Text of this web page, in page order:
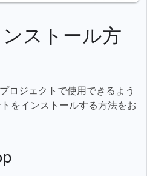
ストール方
ロジェクトで使用できるよう
をインストールする方法をお